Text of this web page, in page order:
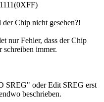
Chip nicht gesehen?!
nur Fehler, dass der Chip
schreiben immer.
SREG" oder Edit SREG erst
beschrieben.